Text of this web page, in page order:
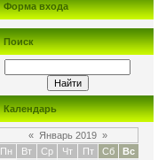
Форма входа
Поиск
Календарь
« Январь 2019 »
Пн
Вт Ср Чт Пт Сб
Вс